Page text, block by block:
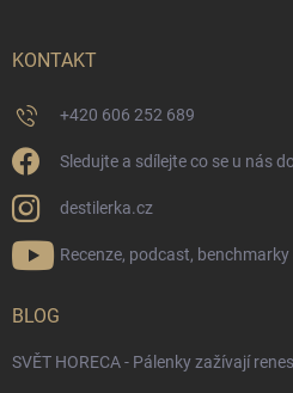
KONTAKT
+420 606 252 689
Sledujte a sdílejte co se u nás
destilerka.cz
Recenze, podcast,
BLOG
SVĚT HORECA - Pálenky zažívají